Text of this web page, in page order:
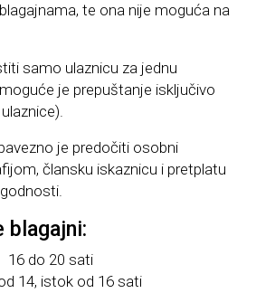
te ona nije moguća na
samo ulaznicu za jednu
je prepuštanje isključivo
je predočiti osobni
člansku iskaznicu i pretplatu
blagajni:
16 do 20 sati
14, istok od 16 sati